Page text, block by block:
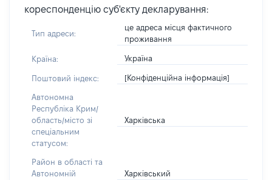
кореспонденцію суб'єкту декларування:
Тип адреси:
це адреса місця фактичного
проживання
Країна: Україна
Поштовий індекс: [Конфіденційна інформація]
Автономна
Республіка Крим/
область/місто зі
спеціальним
статусом:
Харківська
Район в області та
Автономній
Харківський